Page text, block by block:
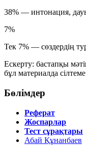
38% — интонация,
7%
Тек 7% — сөздердің
Ескерту: бастапқы
бұл материалда
Бөлімдер
Реферат
Жоспарлар
Тест сұрақтары
Абай Құнанбаев